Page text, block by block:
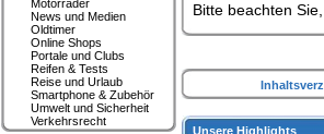
Bitte beachten
Unsere Highlights
Motorräder
News und Medien
Oldtimer
Online Shops
Portale und Clubs
Reifen & Tests
Reise und Urlaub
Smartphone & Zubehör
Umwelt und Sicherheit
Verkehrsrecht